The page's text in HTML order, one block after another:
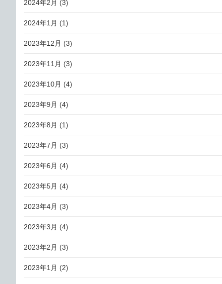
2024年2月 (3)
2024年1月 (1)
2023年12月 (3)
2023年11月 (3)
2023年10月 (4)
2023年9月 (4)
2023年8月 (1)
2023年7月 (3)
2023年6月 (4)
2023年5月 (4)
2023年4月 (3)
2023年3月 (4)
2023年2月 (3)
2023年1月 (2)